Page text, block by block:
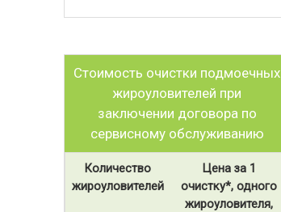
Стоимость очистки подмоечных
жироуловителей при
заключении договора по
сервисному обслуживанию
Количество
жироуловителей
Цена за 1
очистку*, одного
жироуловителя,